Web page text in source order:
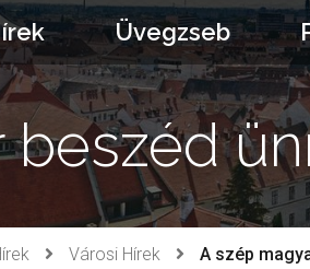
Üvegzseb
beszéd
Városi Hírek A szép